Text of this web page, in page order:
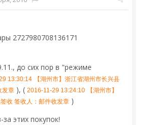
2727980708136171
до сих пор в "режиме
13:30:14
【湖州市】浙江省湖州市长兴县
发章 ), ( 2016-11-29 13:24:10
【湖州市】
收 签收人：邮件收发章 )
этих покупок!